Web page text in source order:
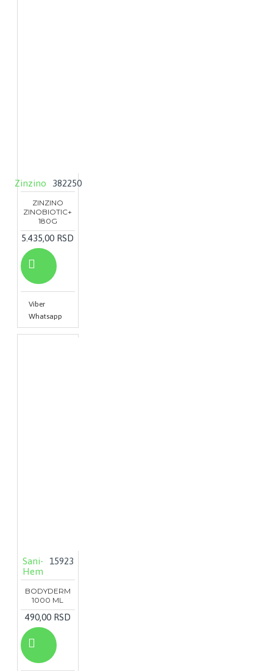
Zinzino 382250
ZINZINO
ZINOBIOTIC+
180G
5.435,00 RSD
Viber
Whatsapp
Sani-
Hem
15923
BODYDERM
1000 ML
490,00 RSD